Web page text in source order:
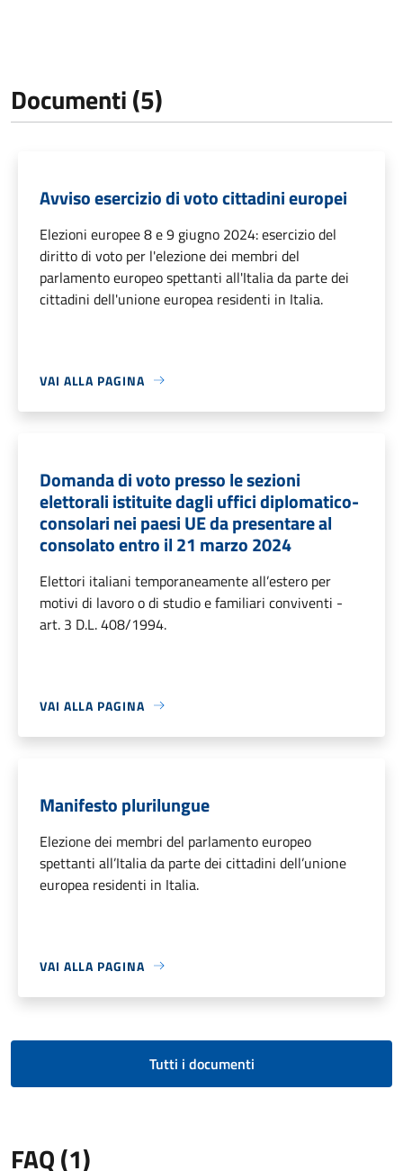
Documenti (5)
Avviso esercizio di voto cittadini europei
Elezioni europee 8 e 9 giugno 2024: esercizio del
diritto di voto per l'elezione dei membri del
parlamento europeo spettanti all'Italia da parte dei
cittadini dell'unione europea residenti in Italia.
VAI ALLA PAGINA
Domanda di voto presso le sezioni
elettorali istituite dagli uffici diplomatico-
consolari nei paesi UE da presentare al
consolato entro il 21 marzo 2024
Elettori italiani temporaneamente all’estero per
motivi di lavoro o di studio e familiari conviventi -
art. 3 D.L. 408/1994.
VAI ALLA PAGINA
Manifesto plurilungue
Elezione dei membri del parlamento europeo
spettanti all’Italia da parte dei cittadini dell’unione
europea residenti in Italia.
VAI ALLA PAGINA
Tutti i documenti
FAQ (1)